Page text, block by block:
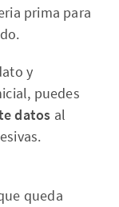
prima para
y
puedes
datos al
queda